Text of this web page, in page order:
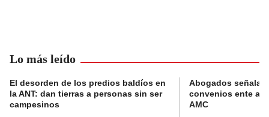
Lo más leído
El desorden de los predios baldíos en
la ANT: dan tierras a personas sin ser
campesinos
Abogados
convenios ente
AMC